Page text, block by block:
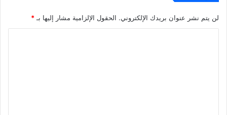
لن يتم نشر عنوان بريدك الإلكتروني. الحقول الإلزامية مشار إليها بـ *